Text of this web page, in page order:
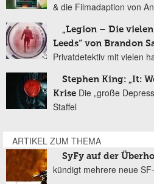
& die Filmadaption von
„Legion – Die
Leeds“ von Brandon
Privatdetektiv mit vielen
Stephen King: „It:
Krise Die „große
Staffel
ARTIKEL ZUM THEMA
SyFy auf der
kündigt mehrere neue